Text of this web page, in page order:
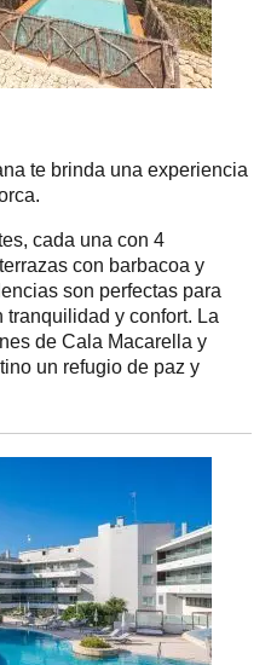
te brinda una experiencia
cada una con 4
con barbacoa y
son perfectas para
y confort. La
de Cala Macarella y
un refugio de paz y